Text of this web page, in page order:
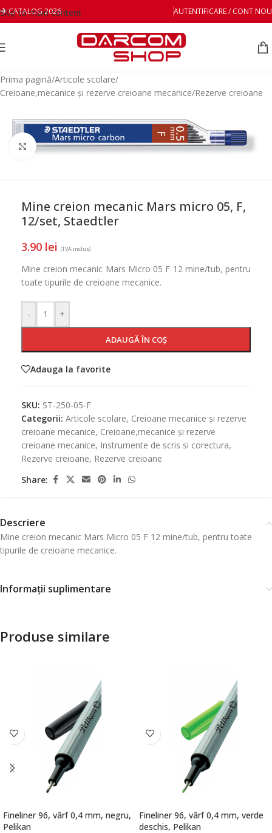
Skip to main content
CATALOG 2026 AUTENTIFICARE / CONT NOU
Prima pagină/Articole scolare/
Creioane,mecanice și rezerve creioane mecanice/Rezerve creioane
Mareste
Mine creion mecanic Mars micro 05, F,
12/set, Staedtler
3.90 lei (TVA inclus)
Mine creion mecanic Mars Micro 05 F 12 mine/tub, pentru
toate tipurile de creioane mecanice.
- +
ADAUGĂ ÎN COȘ
Adauga la favorite
SKU: ST-250-05-F
Categorii: Articole scolare, Creioane mecanice și rezerve
creioane mecanice, Creioane,mecanice și rezerve
creioane mecanice, Instrumente de scris si corectura,
Rezerve creioane, Rezerve creioane
Share:
Descriere
Mine creion mecanic Mars Micro 05 F 12 mine/tub, pentru toate
tipurile de creioane mecanice.
Informații suplimentare
Produse similare
Fineliner 96, vârf 0,4 mm, negru,
Pelikan
Fineliner 96, vârf 0,4 mm, verde
deschis, Pelikan